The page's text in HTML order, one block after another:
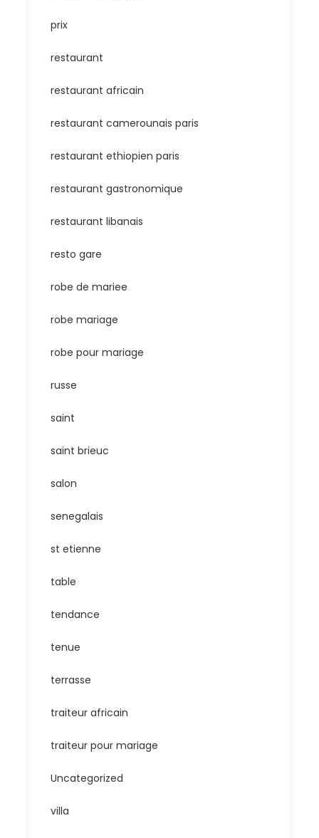
prix
restaurant
restaurant africain
restaurant camerounais paris
restaurant ethiopien paris
restaurant gastronomique
restaurant libanais
resto gare
robe de mariee
robe mariage
robe pour mariage
russe
saint
saint brieuc
salon
senegalais
st etienne
table
tendance
tenue
terrasse
traiteur africain
traiteur pour mariage
Uncategorized
villa